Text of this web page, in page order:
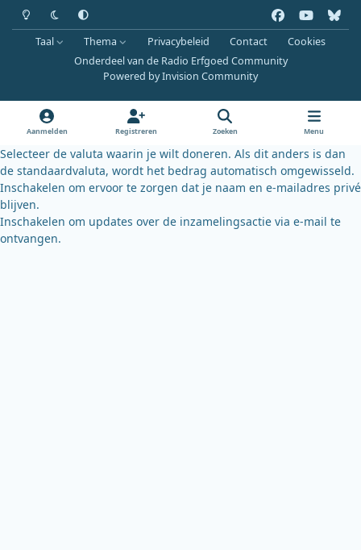
Heldere modus
Donkere modus
Systeemvoorkeur
a
c
e
k
o
u
b
l
u
k
y
Taal Thema Privacybeleid Contact
Cookies
Onderdeel van de Radio Erfgoed Community
Powered byInvision Community
Aanmelden Registreren Zoeken Menu
Selecteer de valuta waarin je wilt doneren. Als dit anders is dan
de standaardvaluta, wordt het bedrag automatisch omgewisseld.
Inschakelen om ervoor te zorgen dat je naam en e-mailadres privé
blijven.
Inschakelen om updates over de inzamelingsactie via e-mail te
ontvangen.